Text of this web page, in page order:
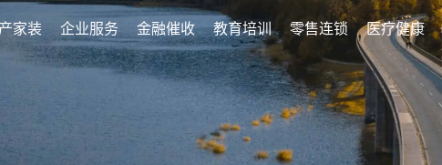
家装 企业服务 金融催收 教育培训 零售连锁 医疗健康